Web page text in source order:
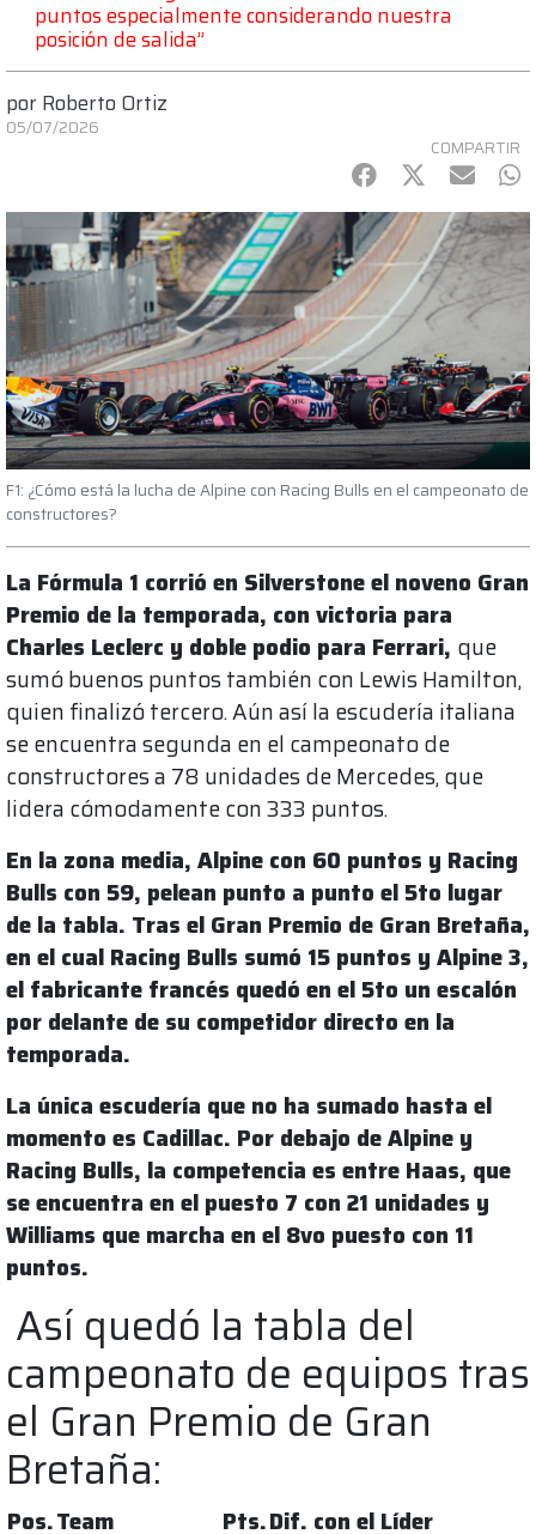
puntos especialmente considerando nuestra
posición de salida”
por Roberto Ortiz
05/07/2026
COMPARTIR
Facebook
Twitter
mail
F1: ¿Cómo está la lucha de Alpine con Racing Bulls en el campeonato de
constructores?
La Fórmula 1 corrió en Silverstone el noveno Gran
Premio de la temporada, con victoria para
Charles Leclerc y doble podio para Ferrari, que
sumó buenos puntos también con Lewis Hamilton,
quien finalizó tercero. Aún así la escudería italiana
se encuentra segunda en el campeonato de
constructores a 78 unidades de Mercedes, que
lidera cómodamente con 333 puntos.
En la zona media, Alpine con 60 puntos y Racing
Bulls con 59, pelean punto a punto el 5to lugar
de la tabla. Tras el Gran Premio de Gran Bretaña,
en el cual Racing Bulls sumó 15 puntos y Alpine 3,
el fabricante francés quedó en el 5to un escalón
por delante de su competidor directo en la
temporada.
La única escudería que no ha sumado hasta el
momento es Cadillac. Por debajo de Alpine y
Racing Bulls, la competencia es entre Haas, que
se encuentra en el puesto 7 con 21 unidades y
Williams que marcha en el 8vo puesto con 11
puntos.
Así quedó la tabla del
campeonato de equipos tras
el Gran Premio de Gran
Bretaña:
Pos.Team Pts.Dif. con el Líder